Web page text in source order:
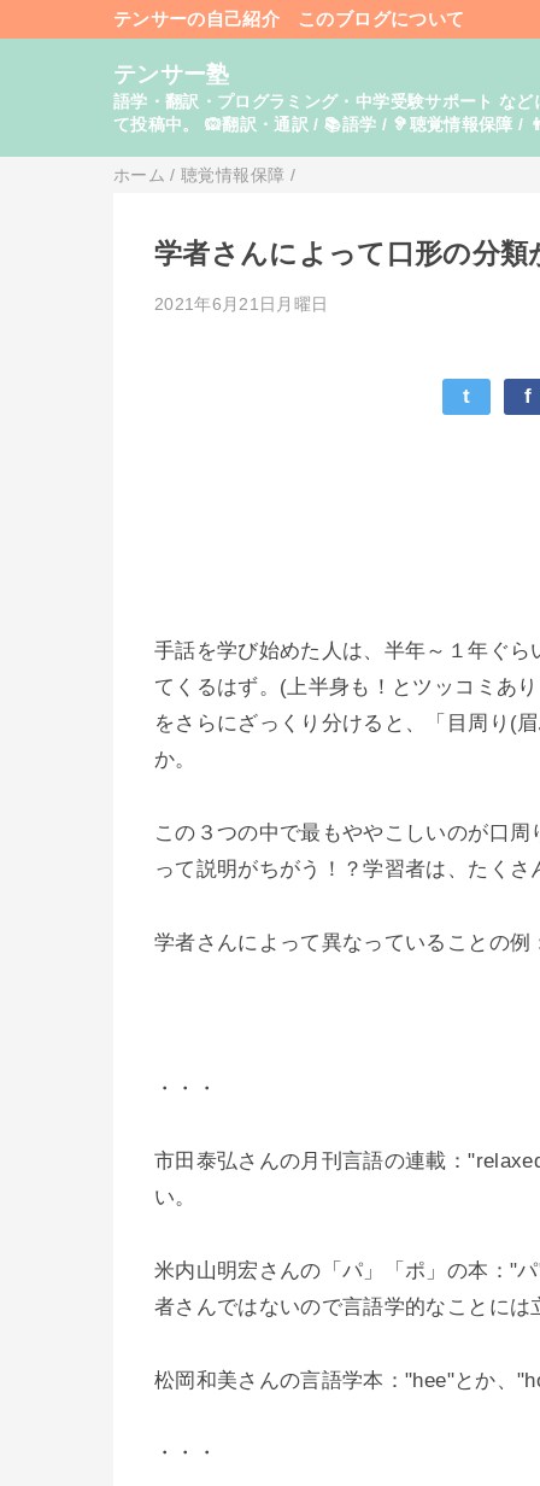
テンサーの自己紹介 このブログについて
テンサー塾
語学・翻訳・プログラミング・中学受験サポート な
て投稿中。 🙉翻訳・通訳 / 📚語学 / 🦻聴覚情報保障
ホーム /聴覚情報保障 /
学者さんによって口形の分類
2021年6月21日月曜日
t f
手話を学び始めた人は、半年～１年ぐ
てくるはず。(上半身も！とツッコミあ
をさらにざっくり分けると、「目周り(
か。
この３つの中で最もややこしいのが口
って説明がちがう！？学習者は、たく
学者さんによって異なっていることの例
・・・
市田泰弘さんの月刊言語の連載：
い。
米内山明宏さんの「パ」「ポ」の本："
者さんではないので言語学的なことには
松岡和美さんの言語学本："hee"とか、
・・・